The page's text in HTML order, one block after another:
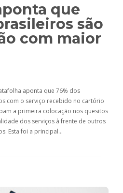
que
são
com maior
aponta que 76% dos
com o serviço recebido no cartório
a primeira colocação nos quesitos
dos serviços à frente de outros
Esta foi a principal…